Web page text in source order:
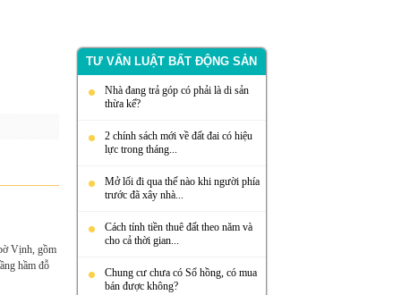
Vịnh, gồm
hầm đỗ
TƯ VẤN LUẬT BẤT ĐỘNG SẢN
Nhà đang trả góp có phải là di sản
thừa kế?
2 chính sách mới về đất đai có hiệu
lực trong tháng...
Mở lối đi qua thế nào khi người phía
trước đã xây nhà...
Cách tính tiền thuê đất theo năm và
cho cả thời gian...
Chung cư chưa có Sổ hồng, có mua
bán được không?